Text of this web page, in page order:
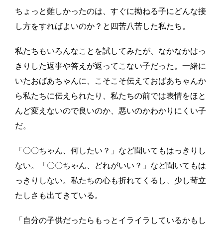
ちょっと難しかったのは、すぐに拗ねる子にどんな接
し方をすればよいのか？と四苦八苦した私たち。
私たちもいろんなことを試してみたが、なかなかはっ
きりした返事や答えが返ってこない子だった。一緒に
いたおばあちゃんに、こそこそ伝えておばあちゃんか
ら私たちに伝えられたり、私たちの前では表情をほと
んど変えないので良いのか、悪いのかわかりにくい子
だ。
「〇〇ちゃん、何したい？」など聞いてもはっきりし
ない。「〇〇ちゃん、どれがいい？」など聞いてもは
っきりしない。私たちの心も折れてくるし、少し苛立
たしさも出てきている。
「自分の子供だったらもっとイライラしているかもし